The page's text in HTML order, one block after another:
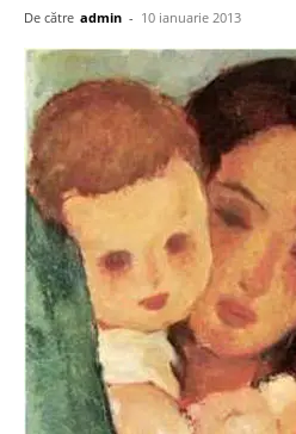
De către admin - 10 ianuarie 2013